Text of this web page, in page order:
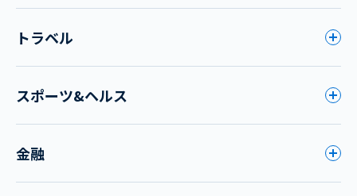
トラベル
スポーツ&ヘルス
金融